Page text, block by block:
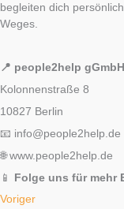
begleiten dich
Weges.
📍 people2help gGmbH
Kolonnenstraße 8
10827 Berlin
📧 info@people2help.de
🌐 www.people2help.de
📱 Folge uns für mehr
Voriger